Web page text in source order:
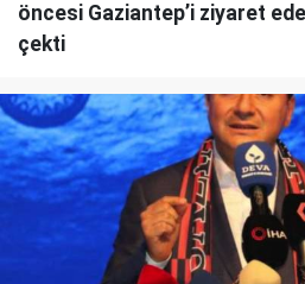
öncesi Gaziantep’i ziyaret
çekti